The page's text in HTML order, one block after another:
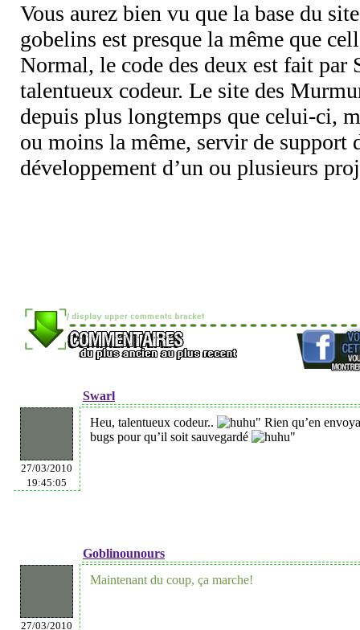
Vous aurez bien vu que la base du
gobelins est presque la même que
Normal, le code des deux est fait par
talentueux codeur. Le site des
depuis plus longtemps que celui-ci,
ou moins la même, servir de support
développement d’un ou plusieurs
Swarl
27/03/2010
19:45:05
Heu, talentueux codeur..
" Rien qu’en
bugs pour qu’il soit sauvegardé
"
Goblinounours
27/03/2010
Maintenant du coup, ça marche!